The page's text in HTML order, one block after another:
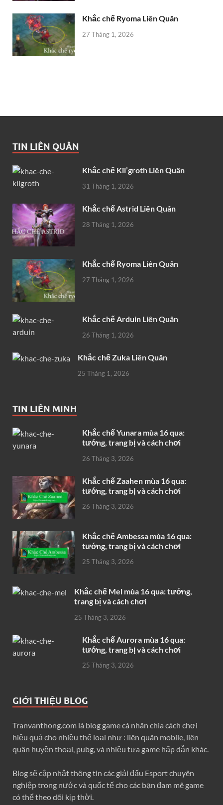
Khắc chế Ryoma Liên Quân
27 Tháng 1, 2026
TIN LIÊN QUÂN
Khắc chế Kil’groth Liên Quân
31 Tháng 1, 2026
Khắc chế Astrid Liên Quân
28 Tháng 1, 2026
Khắc chế Ryoma Liên Quân
27 Tháng 1, 2026
Khắc chế Arduin Liên Quân
26 Tháng 1, 2026
Khắc chế Zuka Liên Quân
25 Tháng 1, 2026
TIN LIÊN MINH
Khắc chế Yunara mùa 16 qua:
tướng, trang bị và cách chơi
26 Tháng 3, 2026
Khắc chế Zaahen mùa 16 qua:
tướng, trang bị và cách chơi
26 Tháng 3, 2026
Khắc chế Ambessa mùa 16 qua:
tướng, trang bị và cách chơi
25 Tháng 3, 2026
Khắc chế Mel mùa 16 qua: tướng,
trang bị và cách chơi
25 Tháng 3, 2026
Khắc chế Aurora mùa 16 qua:
tướng, trang bị và cách chơi
25 Tháng 3, 2026
GIỚI THIỆU BLOG
Tranvanthong.com là blog game cá nhân chia cách chơi
hiệu quả cho nhiều thể loại như : liên quân mobile, liên
quân huyền thoại, pubg, và nhiều tựa game hấp dẫn khác.
Blog sẽ cập nhật thông tin các giải đấu Esport chuyên
nghiệp trong nước và quốc tế cho các bạn đam mê game
có thể theo dõi kịp thời.